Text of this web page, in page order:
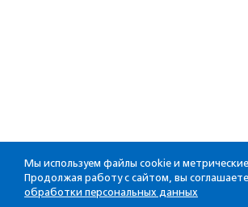
Мы используем файлы cookie и
Продолжая работу с сайтом, вы
обработки персональных данных